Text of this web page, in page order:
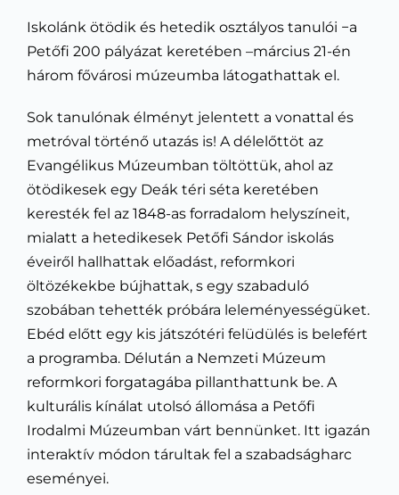
KRÉTA
Iskolánk ötödik és hetedik osztályos tanulói −a
Petőfi 200 pályázat keretében –március 21-én
három fővárosi múzeumba látogathattak el.
Sok tanulónak élményt jelentett a vonattal és
metróval történő utazás is! A délelőttöt az
Evangélikus Múzeumban töltöttük, ahol az
ötödikesek egy Deák téri séta keretében
keresték fel az 1848-as forradalom helyszíneit,
mialatt a hetedikesek Petőfi Sándor iskolás
éveiről hallhattak előadást, reformkori
öltözékekbe bújhattak, s egy szabaduló
szobában tehették próbára leleményességüket.
Ebéd előtt egy kis játszótéri felüdülés is belefért
a programba. Délután a Nemzeti Múzeum
reformkori forgatagába pillanthattunk be. A
kulturális kínálat utolsó állomása a Petőfi
Irodalmi Múzeumban várt bennünket. Itt igazán
interaktív módon tárultak fel a szabadságharc
eseményei.